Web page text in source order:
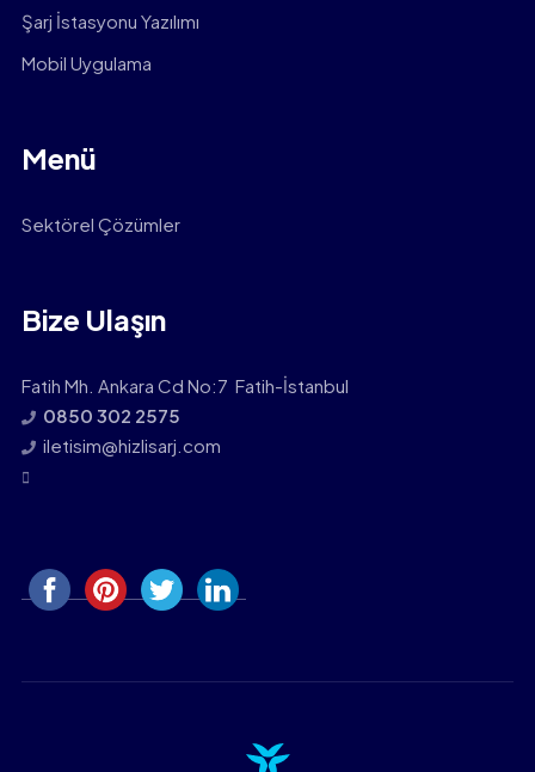
Şarj İstasyonu Yazılımı
Mobil Uygulama
Menü
Sektörel Çözümler
Bize Ulaşın
Fatih Mh. Ankara Cd No:7 Fatih-İstanbul
0850 302 2575
iletisim@hizlisarj.com